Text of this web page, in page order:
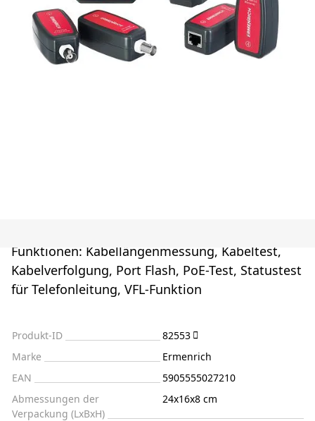
Funktionen: Kabellängenmessung, Kabeltest,
Kabelverfolgung, Port Flash, PoE-Test, Statustest
für Telefonleitung, VFL-Funktion
Produkt-ID
82553
Marke
Ermenrich
EAN
5905555027210
Abmessungen der
Verpackung (LxBxH)
24x16x8 cm